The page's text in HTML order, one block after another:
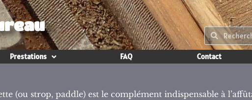
Prestations FAQ Contact
(ou strop, paddle) est le complément indispensable à